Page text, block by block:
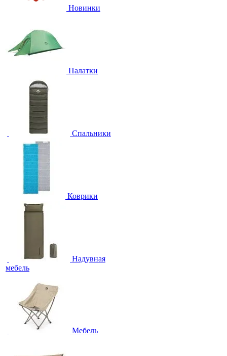
Новинки
Палатки
Спальники
Коврики
Надувная
мебель
Мебель